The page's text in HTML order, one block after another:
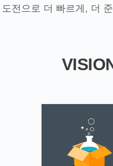
전으로 더 빠르게, 더